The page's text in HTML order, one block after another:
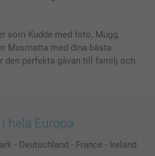
som Kudde med foto, Mugg,
Musmatta med dina bästa
den perfekta gåvan till familj och
hela Europa
- Deutschland - France - Ireland